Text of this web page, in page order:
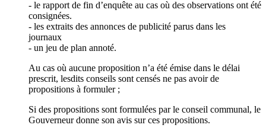
- le rapport de fin d’enquête au cas où des observations ont été
consignées.
- les extraits des annonces de publicité parus dans les
journaux
- un jeu de plan annoté.
Au cas où aucune proposition n’a été émise dans le délai
prescrit, lesdits conseils sont censés ne pas avoir de
propositions à formuler ;
Si des propositions sont formulées par le conseil communal, le
Gouverneur donne son avis sur ces propositions.